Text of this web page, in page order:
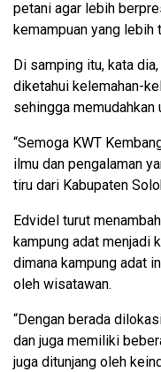
petani agar lebih
kemampuan yang lebih
Di samping itu, kata
diketahui kelemahan-
sehingga memudahkan
“Semoga KWT
ilmu dan pengalaman
tiru dari Kabupaten
Edvidel turut
kampung adat menjadi
dimana kampung adat
oleh wisatawan.
“Dengan berada
dan juga memiliki
juga ditunjang oleh